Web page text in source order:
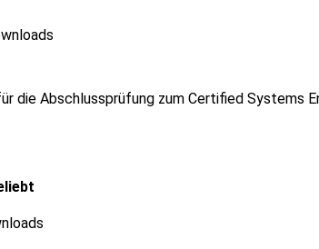
die Abschlussprüfung zum Certified Systems